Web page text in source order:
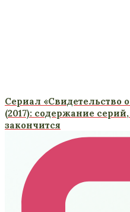
Сериал «Свидетельство
(2017): содержание
закончится